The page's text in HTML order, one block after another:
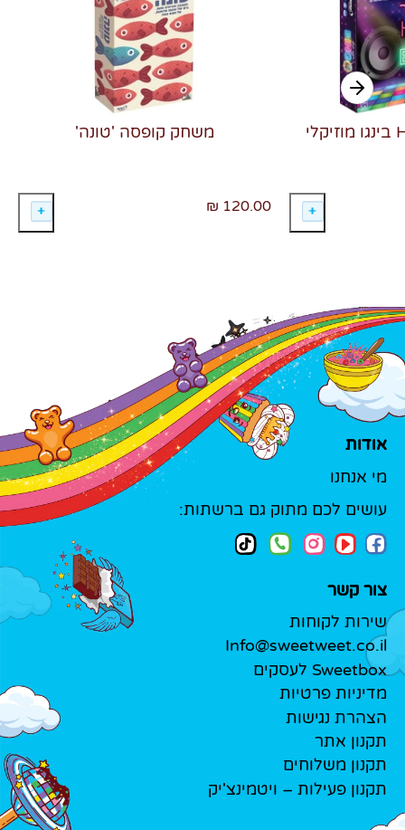
משחק קופסה 'טונה'
120.00 ₪
אודות
מי אנחנו
עושים לכם מתוק גם ברשתות:
צור קשר
שירות לקוחות
Info@sweetweet.co.il
Sweetbox לעסקים
מדיניות פרטיות
הצהרת נגישות
תקנון אתר
תקנון משלוחים
תקנון פעילות – ויטמינצ'יק